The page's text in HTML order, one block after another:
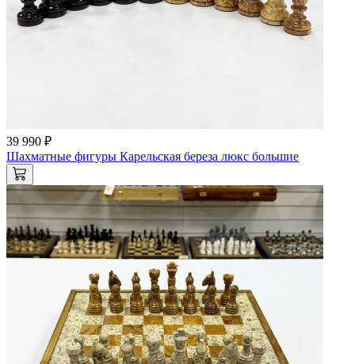
39 990 ₽
Шахматные фигуры Карельская береза люкс большие